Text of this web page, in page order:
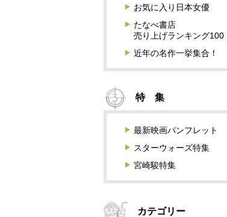
お気に入り日本女優
たなべ書店
売り上げランキング100
近年の名作一挙集合！
特 集
最新映画パンフレット
スターウォーズ特集
宮崎駿特集
カテゴリー